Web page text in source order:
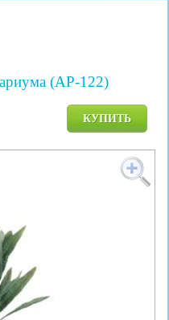
(AP-122)
КУПИТЬ